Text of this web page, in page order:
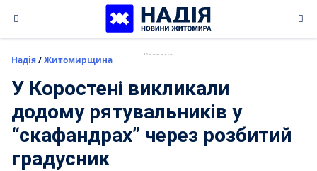
content
Надія/Житомирщина
У Коростені викликали
додому рятувальників у
“скафандрах” через розбитий
градусник